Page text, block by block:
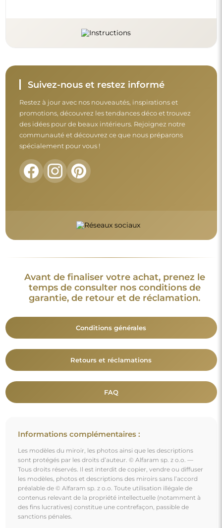
Suivez-nous et restez informé
Restez à jour avec nos nouveautés, inspirations et
promotions, découvrez les tendances déco et trouvez
des idées pour de beaux intérieurs. Rejoignez notre
communauté et découvrez ce que nous préparons
spécialement pour vous !
Avant de finaliser votre achat, prenez le
temps de consulter nos conditions de
garantie, de retour et de réclamation.
Conditions générales
Retours et réclamations
FAQ
Informations complémentaires :
Les modèles du miroir, les photos ainsi que les descriptions
sont protégés par les droits d’auteur. © Alfaram sp. z o.o. —
Tous droits réservés. Il est interdit de copier, vendre ou diffuser
les modèles, photos et descriptions des miroirs sans l’accord
préalable de © Alfaram sp. z o.o. Toute utilisation illégale de
contenus relevant de la propriété intellectuelle (notamment à
des fins lucratives) constitue une contrefaçon, passible de
sanctions pénales.